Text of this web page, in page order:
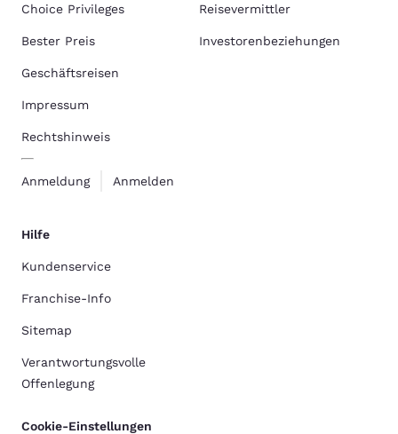
Choice Privileges
Bester Preis
Geschäftsreisen
Impressum
Rechtshinweis
Anmeldung Anmelden
Reisevermittler
Investorenbeziehungen
Hilfe
Kundenservice
Franchise-Info
Sitemap
Verantwortungsvolle
Offenlegung
Cookie-Einstellungen